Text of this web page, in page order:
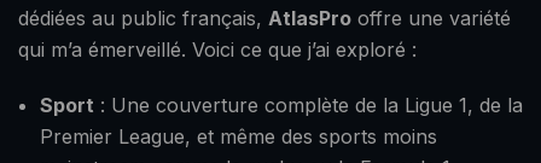
dédiées au public français, AtlasPro offre une variété
qui m’a émerveillé. Voici ce que j’ai exploré :
Sport : Une couverture complète de la Ligue 1, de la
Premier League, et même des sports moins